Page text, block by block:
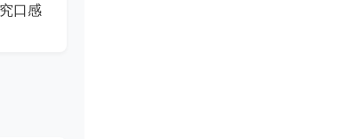
口感